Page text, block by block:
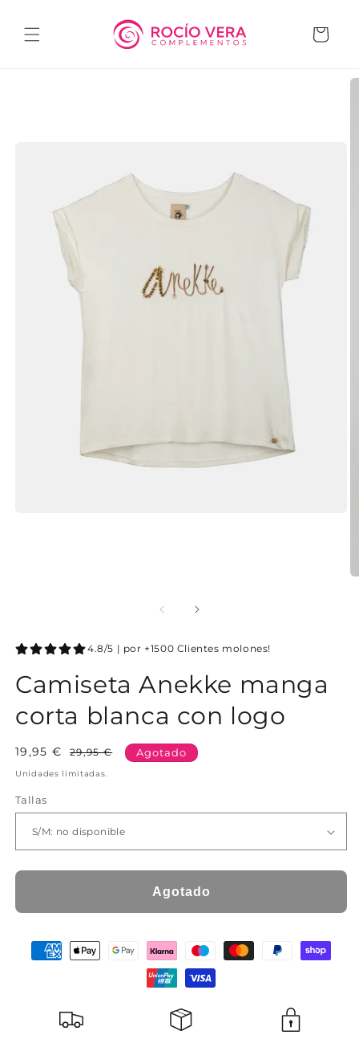
al contenido
Carrito
4.8/5 | por +1500 Clientes molones!
Camiseta Anekke manga
corta blanca con logo
Precio
29,95 €
Precio
19,95 € Agotado
Unidades limitadas.
Tallas
Agotado